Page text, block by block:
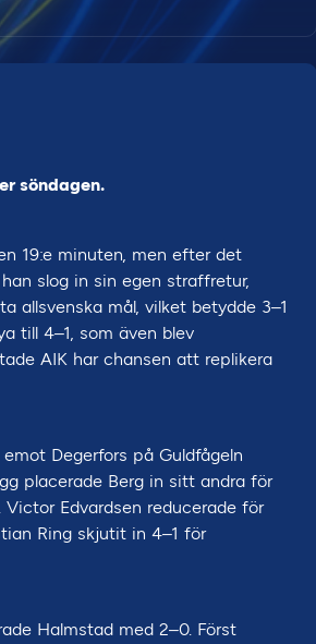
söndagen.
19:e minuten, men efter det
slog in sin egen straffretur,
allsvenska mål, vilket betydde 3–1
till 4–1, som även blev
AIK har chansen att replikera
Degerfors på Guldfågeln
placerade Berg in sitt andra för
Edvardsen reducerade för
Ring skjutit in 4–1 för
Halmstad med 2–0. Först